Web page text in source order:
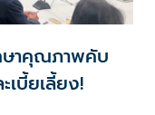
าคุณภาพคับ
เบี้ยเลี้ยง!